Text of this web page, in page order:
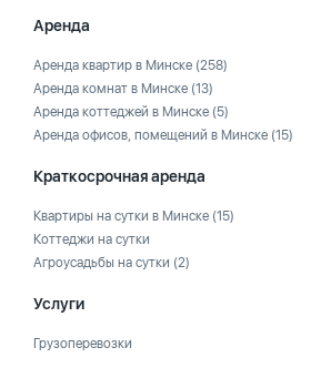
Аренда
Аренда квартир в Минске (258)
Аренда комнат в Минске (13)
Аренда коттеджей в Минске (5)
Аренда офисов, помещений в Минске (15)
Краткосрочная аренда
Квартиры на сутки в Минске (15)
Коттеджи на сутки
Агроусадьбы на сутки (2)
Услуги
Грузоперевозки